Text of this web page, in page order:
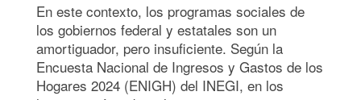
En este contexto, los programas sociales de
los gobiernos federal y estatales son un
amortiguador, pero insuficiente. Según la
Encuesta Nacional de Ingresos y Gastos de los
Hogares 2024 (ENIGH) del INEGI, en los